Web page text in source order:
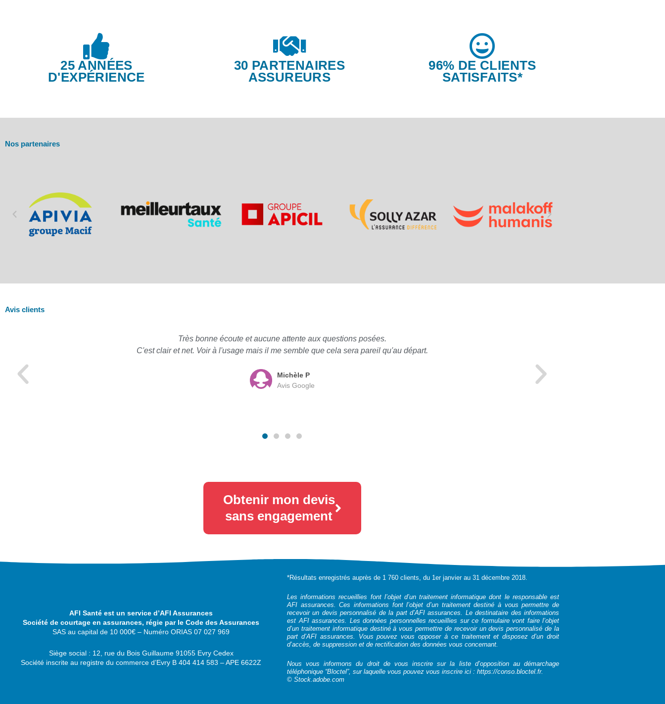
25 ANNÉES
D'EXPÉRIENCE
30 PARTENAIRES
ASSUREURS
96% DE CLIENTS
SATISFAITS*
Nos partenaires
Avis clients
Très bonne écoute et aucune attente aux questions posées.
C'est clair et net. Voir à l'usage mais il me semble que cela sera pareil qu'au départ.
Michèle P
Avis Google
Obtenir mon devis
sans engagement
AFI Santé est un service d’AFI Assurances
Société de courtage en assurances, régie par le Code des Assurances
SAS au capital de 10 000€ – Numéro ORIAS 07 027 969
Siège social : 12, rue du Bois Guillaume 91055 Evry Cedex
Société inscrite au registre du commerce d’Evry B 404 414 583 – APE 6622Z
*Résultats enregistrés auprès de 1 760 clients, du 1er janvier au 31 décembre 2018.
Les informations recueillies font l’objet d’un traitement informatique dont le responsable est
AFI assurances. Ces informations font l’objet d’un traitement destiné à vous permettre de
recevoir un devis personnalisé de la part d’AFI assurances. Le destinataire des informations
est AFI assurances. Les données personnelles recueillies sur ce formulaire vont faire l’objet
d’un traitement informatique destiné à vous permettre de recevoir un devis personnalisé de la
part d’AFI assurances. Vous pouvez vous opposer à ce traitement et disposez d’un droit
d’accès, de suppression et de rectification des données vous concernant.
Nous vous informons du droit de vous inscrire sur la liste d’opposition au démarchage
téléphonique “Bloctel”, sur laquelle vous pouvez vous inscrire ici : https://conso.bloctel.fr.
© Stock.adobe.com